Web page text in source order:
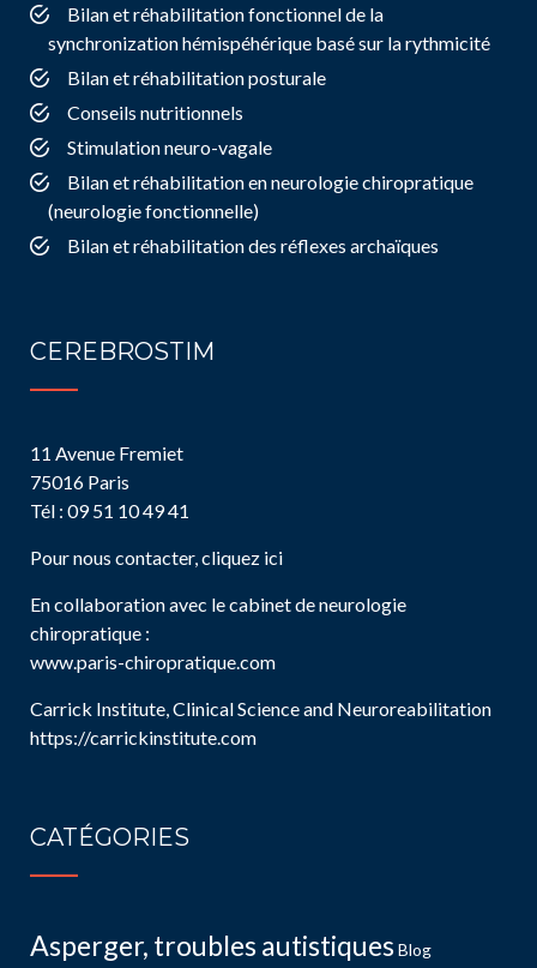
Bilan et réhabilitation fonctionnel de la
synchronization hémispéhérique basé sur la rythmicité
Bilan et réhabilitation posturale
Conseils nutritionnels
Stimulation neuro-vagale
Bilan et réhabilitation en neurologie chiropratique
(neurologie fonctionnelle)
Bilan et réhabilitation des réflexes archaïques
CEREBROSTIM
11 Avenue Fremiet
75016 Paris
Tél : 09 51 10 49 41
Pour nous contacter, cliquez ici
En collaboration avec le cabinet de neurologie
chiropratique :
www.paris-chiropratique.com
Carrick Institute, Clinical Science and Neuroreabilitation
https://carrickinstitute.com
CATÉGORIES
Asperger, troubles autistiquesBlog